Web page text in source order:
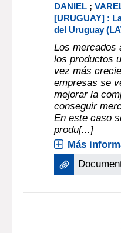
DANIEL ;
[URUGUAY] :
del Uruguay
Los mercados
los productos
vez más
empresas se
mejorar la
conseguir
En este caso
produ[...]
Más